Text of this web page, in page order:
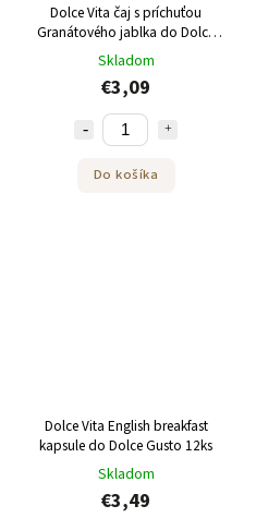
Dolce Vita čaj s príchuťou
Granátového jablka do Dolce
Gusto 12 kapsúl
Skladom
€3,09
Do košíka
Dolce Vita English breakfast
kapsule do Dolce Gusto 12ks
Skladom
€3,49